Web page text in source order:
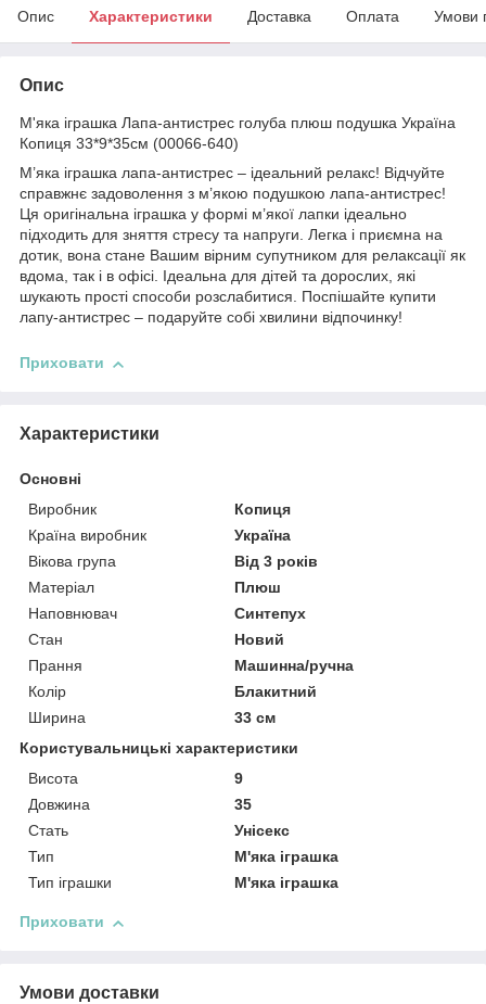
Опис Характеристики Доставка Оплата Умови
Опис
М'яка іграшка Лапа-антистрес голуба плюш подушка Україна
Копиця 33*9*35см (00066-640)
М’яка іграшка лапа-антистрес – ідеальний релакс! Відчуйте
справжнє задоволення з м’якою подушкою лапа-антистрес!
Ця оригінальна іграшка у формі м’якої лапки ідеально
підходить для зняття стресу та напруги. Легка і приємна на
дотик, вона стане Вашим вірним супутником для релаксації як
вдома, так і в офісі. Ідеальна для дітей та дорослих, які
шукають прості способи розслабитися. Поспішайте купити
лапу-антистрес – подаруйте собі хвилини відпочинку!
Приховати
Характеристики
Основні
Виробник
Копиця
Країна виробник
Україна
Вікова група
Від 3 років
Матеріал
Плюш
Наповнювач
Синтепух
Стан
Новий
Прання
Машинна/ручна
Колір
Блакитний
Ширина
33 см
Користувальницькі характеристики
Висота
9
Довжина
35
Стать
Унісекс
Тип
М'яка іграшка
Тип іграшки
М'яка іграшка
Приховати
Умови доставки